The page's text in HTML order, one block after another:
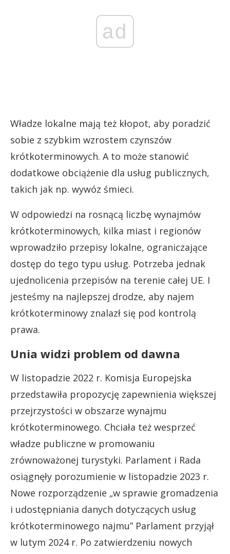
ad
Władze lokalne mają też kłopot, aby poradzić
sobie z szybkim wzrostem czynszów
krótkoterminowych. A to może stanowić
dodatkowe obciążenie dla usług publicznych,
takich jak np. wywóz śmieci.
W odpowiedzi na rosnącą liczbę wynajmów
krótkoterminowych, kilka miast i regionów
wprowadziło przepisy lokalne, ograniczające
dostęp do tego typu usług. Potrzeba jednak
ujednolicenia przepisów na terenie całej UE. I
jesteśmy na najlepszej drodze, aby najem
krótkoterminowy znalazł się pod kontrolą
prawa.
Unia widzi problem od dawna
W listopadzie 2022 r. Komisja Europejska
przedstawiła propozycję zapewnienia większej
przejrzystości w obszarze wynajmu
krótkoterminowego. Chciała też wesprzeć
władze publiczne w promowaniu
zrównoważonej turystyki. Parlament i Rada
osiągnęły porozumienie w listopadzie 2023 r.
Nowe rozporządzenie „w sprawie gromadzenia
i udostępniania danych dotyczących usług
krótkoterminowego najmu” Parlament przyjął
w lutym 2024 r. Po zatwierdzeniu nowych